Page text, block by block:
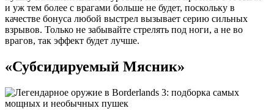
и уж тем более с врагами больше не будет, поскольку в
качестве бонуса любой выстрел вызывает серию сильных
взрывов. Только не забывайте стрелять под ноги, а не во
врагов, так эффект будет лучше.
«Субсидируемый Мясник»